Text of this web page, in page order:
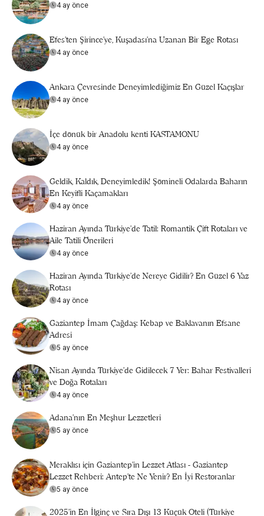
4 ay önce
Efes’ten Şirince’ye, Kuşadası’na Uzanan Bir Ege Rotası
4 ay önce
Ankara Çevresinde Deneyimlediğimiz En Güzel Kaçışlar
4 ay önce
İçe dönük bir Anadolu kenti KASTAMONU
4 ay önce
Geldik, Kaldık, Deneyimledik! Şömineli Odalarda Baharın
En Keyifli Kaçamakları
4 ay önce
Haziran Ayında Türkiye’de Tatil: Romantik Çift Rotaları ve
Aile Tatili Önerileri
4 ay önce
Haziran Ayında Türkiye’de Nereye Gidilir? En Güzel 6 Yaz
Rotası
4 ay önce
Gaziantep İmam Çağdaş: Kebap ve Baklavanın Efsane
Adresi
5 ay önce
Nisan Ayında Türkiye’de Gidilecek 7 Yer: Bahar Festivalleri
ve Doğa Rotaları
4 ay önce
Adana'nın En Meşhur Lezzetleri
5 ay önce
Meraklısı için Gaziantep'in Lezzet Atlası - Gaziantep
Lezzet Rehberi: Antep’te Ne Yenir? En İyi Restoranlar
5 ay önce
2025’in En İlginç ve Sıra Dışı 13 Küçük Oteli (Türkiye